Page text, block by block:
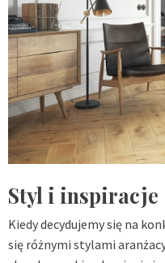
Styl i inspiracje
Kiedy decydujemy się na
się różnymi stylami